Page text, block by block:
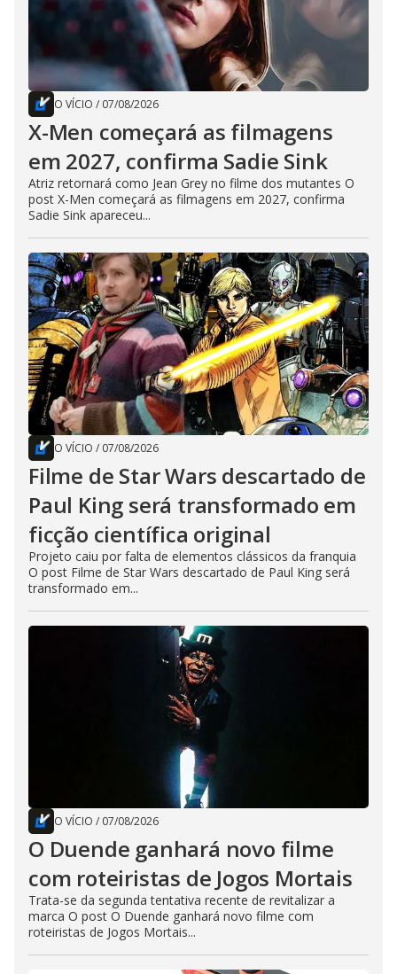
O VÍCIO / 07/08/2026
X-Men começará as filmagens
em 2027, confirma Sadie Sink
Atriz retornará como Jean Grey no filme dos mutantes O
post X-Men começará as filmagens em 2027, confirma
Sadie Sink apareceu...
O VÍCIO / 07/08/2026
Filme de Star Wars descartado de
Paul King será transformado em
ficção científica original
Projeto caiu por falta de elementos clássicos da franquia
O post Filme de Star Wars descartado de Paul King será
transformado em...
O VÍCIO / 07/08/2026
O Duende ganhará novo filme
com roteiristas de Jogos Mortais
Trata-se da segunda tentativa recente de revitalizar a
marca O post O Duende ganhará novo filme com
roteiristas de Jogos Mortais...